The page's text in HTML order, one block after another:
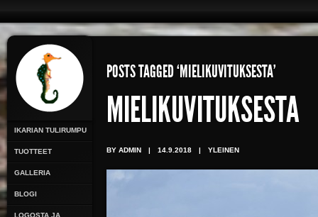
IKARIAN TULIRUMPU
TUOTTEET
GALLERIA
BLOGI
LOGOSTA JA
POSTS TAGGED ‘MIELIKUVITUKSESTA’
MIELIKUVITUKSESTA
BY ADMIN | 14.9.2018 | YLEINEN